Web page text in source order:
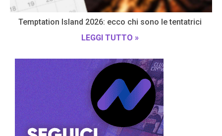
Temptation Island 2026: ecco chi sono le tentatrici
LEGGI TUTTO »